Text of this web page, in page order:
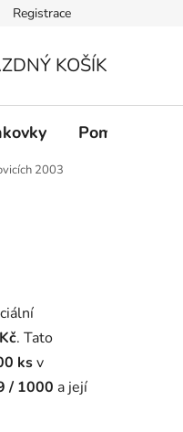
Registrace
KOŠÍK
Pomůcky
2003
. Tato
ksv
/ 1000 a její